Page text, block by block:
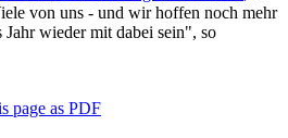
von uns - und wir hoffen noch mehr
Jahr wieder mit dabei sein", so
page as PDF